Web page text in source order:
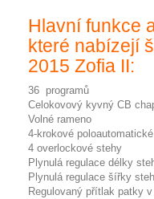
Hlavní funkce
které nabízejí
2015 Zofia II:
36 programů
Celokovový kyvný CB
Volné rameno
4-krokové
4 overlockové stehy
Plynulá regulace délky
Plynulá regulace šířky
Regulovaný přítlak patky v